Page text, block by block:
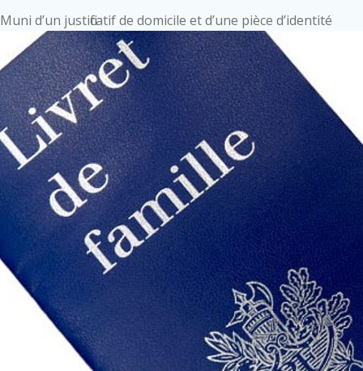
Muni d’un justificatif de domicile et d’une pièce d’identité